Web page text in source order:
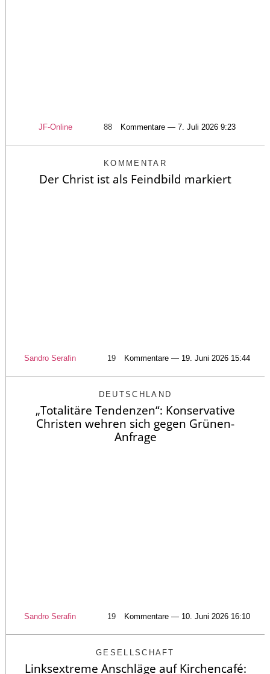
JF-Online 88 Kommentare — 7. Juli 2026 9:23
KOMMENTAR
Der Christ ist als Feindbild markiert
Sandro Serafin 19 Kommentare — 19. Juni 2026 15:44
DEUTSCHLAND
„Totalitäre Tendenzen“: Konservative
Christen wehren sich gegen Grünen-
Anfrage
Sandro Serafin 19 Kommentare — 10. Juni 2026 16:10
GESELLSCHAFT
Linksextreme Anschläge auf Kirchencafé: